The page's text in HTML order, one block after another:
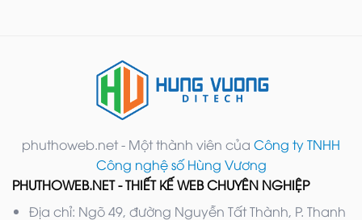
phuthoweb.net - Một thành viên của Công ty TNHH
Công nghệ số Hùng Vương
PHUTHOWEB.NET - THIẾT KẾ WEB CHUYÊN NGHIỆP
Địa chỉ: Ngõ 49, đường Nguyễn Tất Thành, P. Thanh